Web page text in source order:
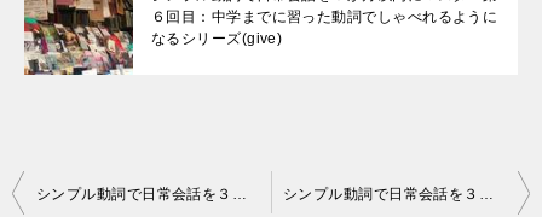
６回目：中学までに習った動詞でしゃべれるように
なるシリーズ(give)
投
シンプル動詞で日常会話を３か月以内にマスター第１１回目：中学生までに習った動詞でしゃべれるようになるシリーズ（think） シンプル動詞で日常会話を３か月以内にマスター第１３回目：中学生までに習った動詞でしゃべれるようになるシリーズ（keep）